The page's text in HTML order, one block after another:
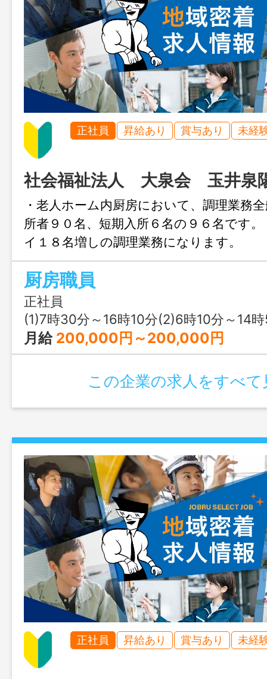
正社員 昇給あり 賞与あり 未経
社会福祉法人 大泉会 玉井泉
・老人ホーム内厨房において、調理業務
所者９０名、短期入所６名の９６名
イ１８名増しの調理業務にな
更範囲：変更なし
厨房職員
正社員
(1)7時30分～16時10分(2)6時10分～14時50分
月給 200,000円～200,000円
この企業の求人をすべて
正社員 昇給あり 賞与あり 未経